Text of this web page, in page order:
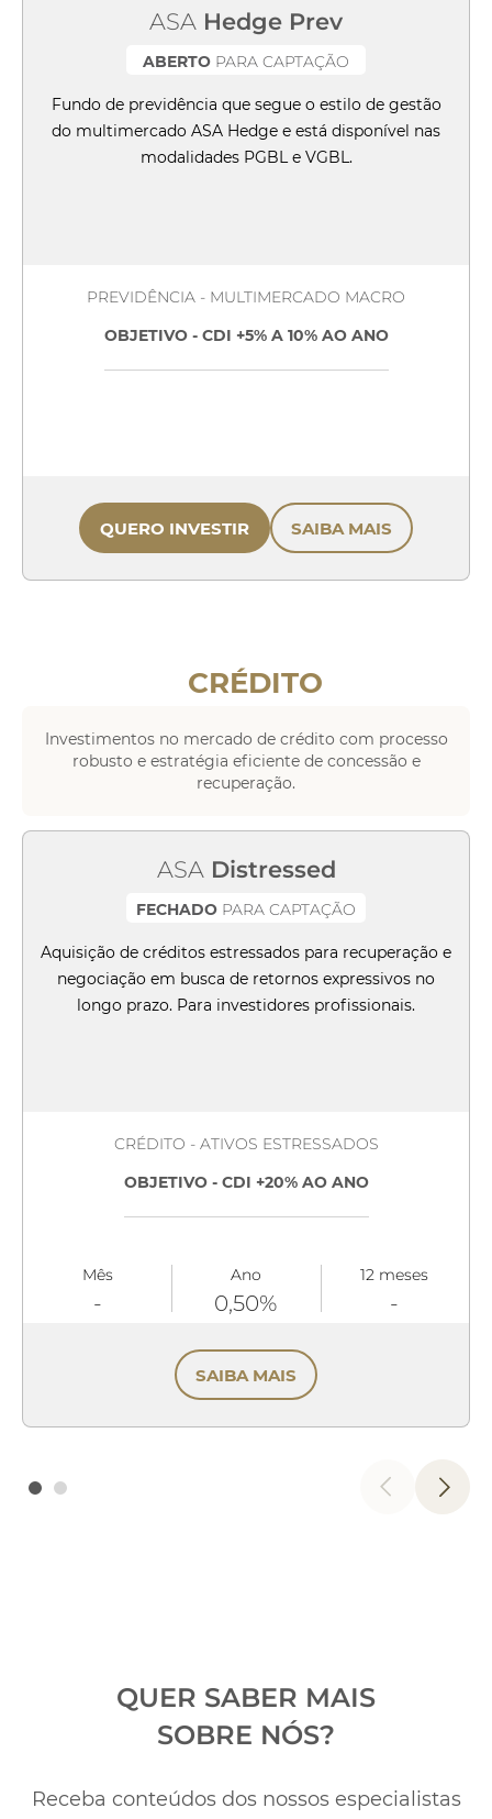
ASA Hedge Prev
ABERTO PARA CAPTAÇÃO
Fundo de previdência que segue o estilo de gestão
do multimercado ASA Hedge e está disponível nas
modalidades PGBL e VGBL.
PREVIDÊNCIA - MULTIMERCADO MACRO
OBJETIVO - CDI +5% A 10% AO ANO
QUERO INVESTIR SAIBA MAIS
CRÉDITO
Investimentos no mercado de crédito com processo
robusto e estratégia eficiente de concessão e
recuperação.
ASADistressed
FECHADO PARA CAPTAÇÃO
Aquisição de créditos estressados para recuperação e
negociação em busca de retornos expressivos no
longo prazo. Para investidores profissionais.
CRÉDITO - ATIVOS ESTRESSADOS
OBJETIVO - CDI +20% AO ANO
Mês
-
Ano
0,50%
12 meses
-
SAIBA MAIS
QUER SABER MAIS
SOBRE NÓS?
Receba conteúdos dos nossos especialistas